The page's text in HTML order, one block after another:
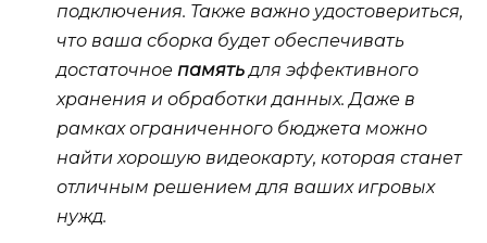
подключения. Также важно удостовериться,
что ваша сборка будет обеспечивать
достаточное памятьдля эффективного
хранения и обработки данных. Даже в
рамках ограниченного бюджета можно
найтихорошую видеокарту, которая станет
отличным решением для ваших игровых
нужд.